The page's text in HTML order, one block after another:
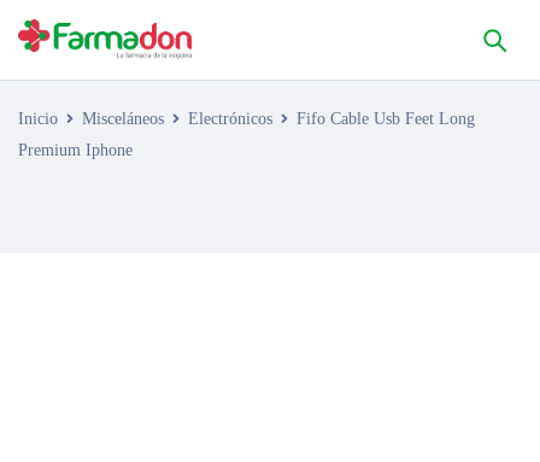
Inicio Misceláneos Electrónicos
Fifo Cable Usb Feet Long
Premium Iphone